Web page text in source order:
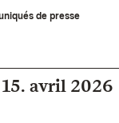
de presse
avril 2026